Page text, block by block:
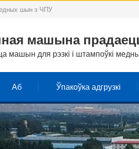
шын з ЧПУ
машына
машын для рэзкі і штампоўкі
Аб Ўпакоўка адгрузкі